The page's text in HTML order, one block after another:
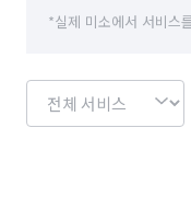
*실제 미소에서 서비스